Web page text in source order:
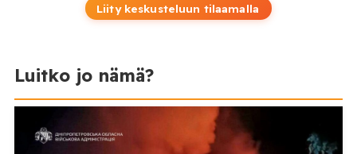
Liity keskusteluun tilaamalla
Luitko jo nämä?